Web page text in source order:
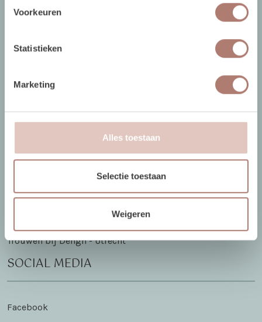
Voorkeuren
Statistieken
Marketing
Alles toestaan
Selectie toestaan
Weigeren
Open dag
Brisked 2 Business
Vacatures
The White Barn
Vier Kerst in the White Barn
Sinterklaas in The White Barn
Trouwen bij Dengh - Utrecht
SOCIAL MEDIA
Facebook